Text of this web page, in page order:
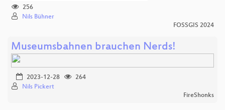
256
Nils Bühner
FOSSGIS 2024
Museumsbahnen brauchen Nerds!
2023-12-28
264
Nils Pickert
FireShonks